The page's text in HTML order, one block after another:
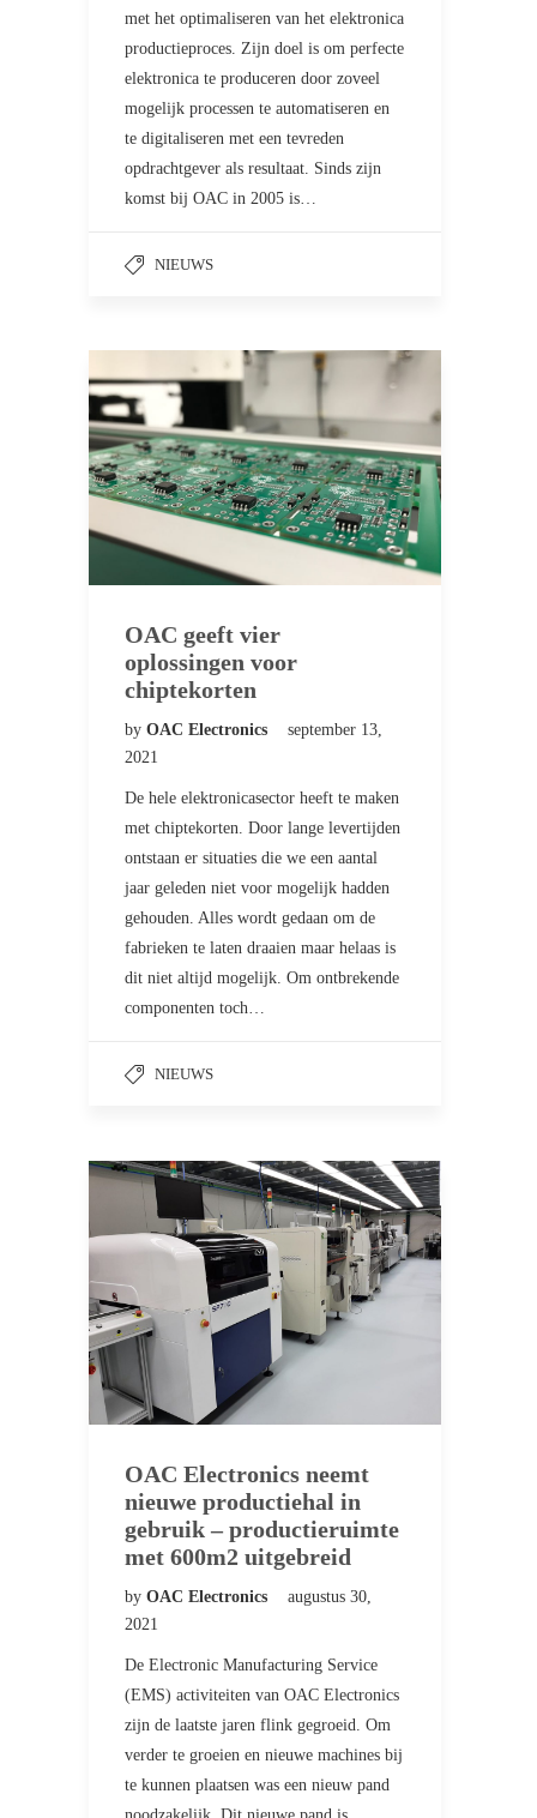
met het optimaliseren van het elektronica
productieproces. Zijn doel is om perfecte
elektronica te produceren door zoveel
mogelijk processen te automatiseren en
te digitaliseren met een tevreden
opdrachtgever als resultaat. Sinds zijn
komst bij OAC in 2005 is…
NIEUWS
OAC geeft vier
oplossingen voor
chiptekorten
by OAC Electronics
september 13,
2021
De hele elektronicasector heeft te maken
met chiptekorten. Door lange levertijden
ontstaan er situaties die we een aantal
jaar geleden niet voor mogelijk hadden
gehouden. Alles wordt gedaan om de
fabrieken te laten draaien maar helaas is
dit niet altijd mogelijk. Om ontbrekende
componenten toch…
NIEUWS
OAC Electronics neemt
nieuwe productiehal in
gebruik – productieruimte
met 600m2 uitgebreid
by OAC Electronics
augustus 30,
2021
De Electronic Manufacturing Service
(EMS) activiteiten van OAC Electronics
zijn de laatste jaren flink gegroeid. Om
verder te groeien en nieuwe machines bij
te kunnen plaatsen was een nieuw pand